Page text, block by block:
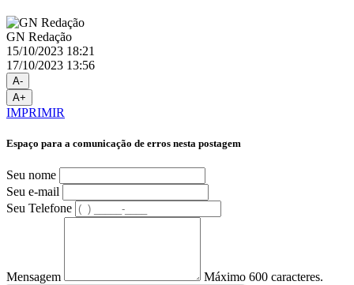
GN Redação
15/10/2023 18:21
17/10/2023 13:56
A-
A+
IMPRIMIR
Espaço para a comunicação de erros nesta postagem
Seu nome
Seu e-mail
Seu Telefone
Mensagem Máximo 600 caracteres.